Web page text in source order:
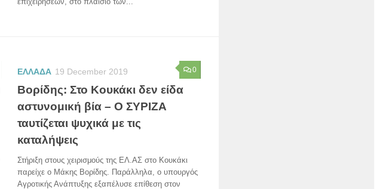
0
ΕΛΛΑΔΑ 19 December 2019
Βορίδης: Στο Κουκάκι δεν είδα
αστυνομική βία – Ο ΣΥΡΙΖΑ
ταυτίζεται ψυχικά με τις
καταλήψεις
Στήριξη στους χειρισμούς της ΕΛ.ΑΣ στο Κουκάκι
παρείχε ο Μάκης Βορίδης. Παράλληλα, ο υπουργός
Αγροτικής Ανάπτυξης εξαπέλυσε επίθεση στον